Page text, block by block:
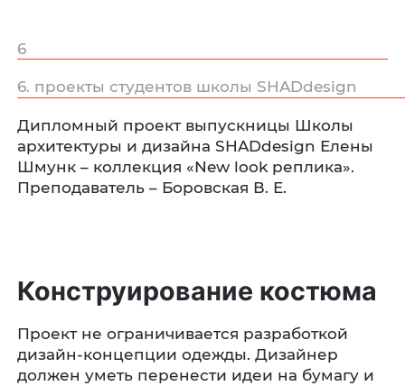
6
Дипломный проект выпускницы Школы
архитектуры и дизайна SHADdesign Елены
Шмунк – коллекция «New look реплика».
Преподаватель – Боровская В. Е.
6. проекты студентов школы SHADdesign
Конструирование костюма
Проект не ограничивается разработкой
дизайн-концепции одежды. Дизайнер
должен уметь перенести идеи на бумагу и